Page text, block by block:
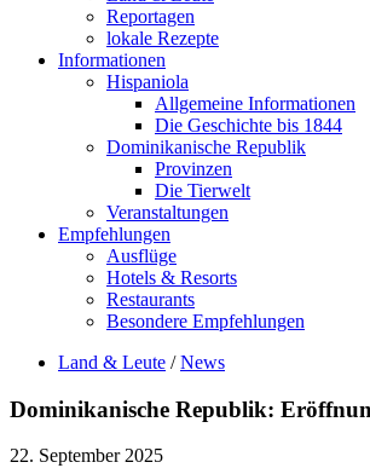
Reportagen
lokale Rezepte
Informationen
Hispaniola
Allgemeine Informationen
Die Geschichte bis 1844
Dominikanische Republik
Provinzen
Die Tierwelt
Veranstaltungen
Empfehlungen
Ausflüge
Hotels & Resorts
Restaurants
Besondere Empfehlungen
Land & Leute / News
Dominikanische Republik:
22. September 2025